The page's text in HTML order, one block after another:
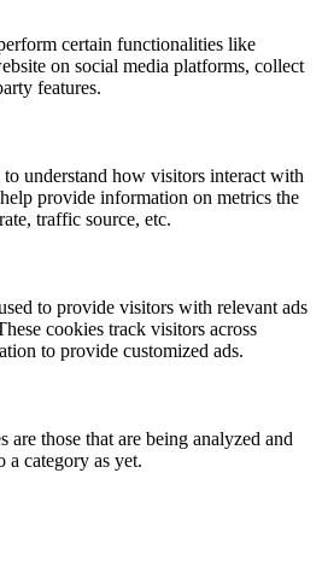
certain functionalities like
on social media platforms, collect
features.
understand how visitors interact with
provide information on metrics the
traffic source, etc.
to provide visitors with relevant ads
cookies track visitors across
to provide customized ads.
are those that are being analyzed and
a category as yet.